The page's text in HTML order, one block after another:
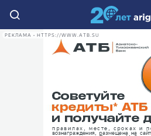
РЕКЛАМА • HTTPS://WWW.ATB.SU